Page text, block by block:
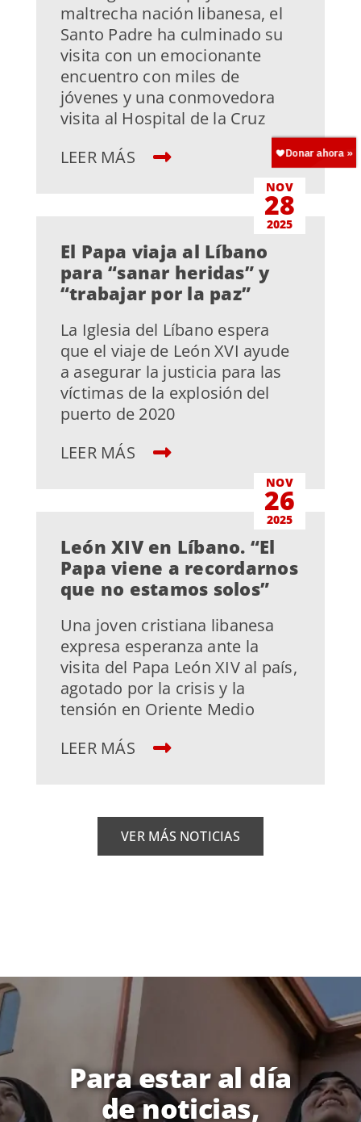
maltrecha nación libanesa, el
Santo Padre ha culminado su
visita con un emocionante
encuentro con miles de
jóvenes y una conmovedora
visita al Hospital de la Cruz
LEER MÁS
NOV
28
2025
El Papa viaja al Líbano
para “sanar heridas” y
“trabajar por la paz”
La Iglesia del Líbano espera
que el viaje de León XVI ayude
a asegurar la justicia para las
víctimas de la explosión del
puerto de 2020
LEER MÁS
NOV
26
2025
León XIV en Líbano. “El
Papa viene a recordarnos
que no estamos solos”
Una joven cristiana libanesa
expresa esperanza ante la
visita del Papa León XIV al país,
agotado por la crisis y la
tensión en Oriente Medio
LEER MÁS
VER MÁS NOTICIAS
Para estar al día
de noticias,